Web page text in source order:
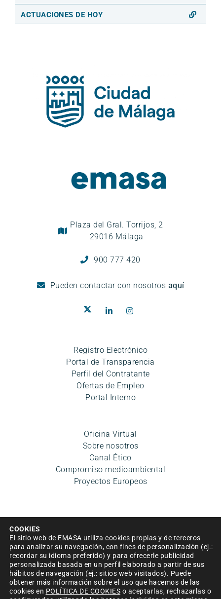
ACTUACIONES DE HOY
Plaza del Gral. Torrijos, 2
29016 Málaga
900 777 420
Pueden contactar con nosotros aquí
Registro Electrónico
Portal de Transparencia
Perfil del Contratante
Ofertas de Empleo
Portal Interno
Oficina Virtual
Sobre nosotros
Canal Ético
Compromiso medioambiental
Proyectos Europeos
Aviso legal|Política de privacidad|Condiciones de uso
|Accesibilidad|Política de cookies|Mapa del sitio
Política de Seguridad de la información
COOKIES
El sitio web de EMASA utiliza cookies propias y de terceros
para analizar su navegación, con fines de personalización (ej.:
recordar su idioma preferido) y para ofrecerle publicidad
personalizada basada en un perfil elaborado a partir de sus
hábitos de navegación (ej.: sitios web visitados). Puede
obtener más información sobre el uso que hacemos de las
cookies en POLÍTICA DE COOKIES o aceptarlas, rechazarlas o